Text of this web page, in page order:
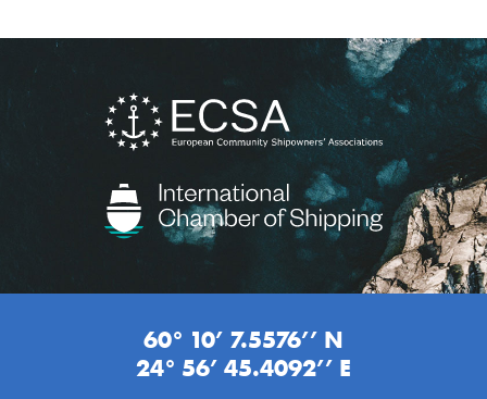
60° 10’ 7.5576’’ N
24° 56’ 45.4092’’ E